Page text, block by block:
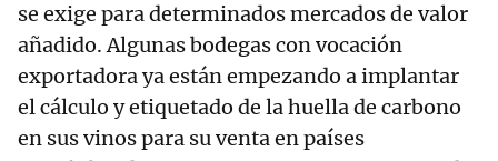
se exige para determinados mercados de valor
añadido. Algunas bodegas con vocación
exportadora ya están empezando a implantar
el cálculo y etiquetado de la huella de carbono
en sus vinos para su venta en países